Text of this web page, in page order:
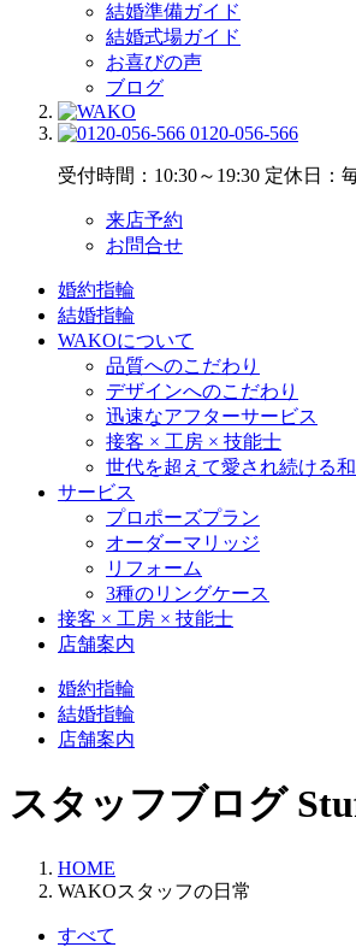
結婚準備ガイド
結婚式場ガイド
お喜びの声
ブログ
0120-056-566
受付時間：10:30～19:30 定休日：
来店予約
お問合せ
婚約指輪
結婚指輪
WAKOについて
品質へのこだわり
デザインへのこだわり
迅速なアフターサービス
接客 × 工房 × 技能士
世代を超えて愛され続ける
サービス
プロポーズプラン
オーダーマリッジ
リフォーム
3種のリングケース
接客 × 工房 × 技能士
店舗案内
婚約指輪
結婚指輪
店舗案内
スタッフブログ
HOME
WAKOスタッフの日常
すべて